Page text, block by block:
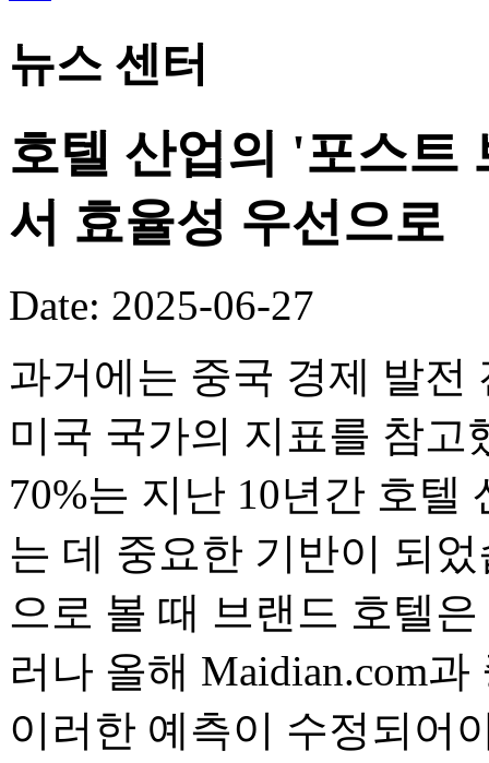
뉴스 센터
호텔 산업의 '포스트
서 효율성 우선으로
Date: 2025-06-27
과거에는 중국 경제 발전
미국 국가의 지표를 참고
70%는 지난 10년간 호텔
는 데 중요한 기반이 되
으로 볼 때 브랜드 호텔
러나 올해 Maidian.com
이러한 예측이 수정되어